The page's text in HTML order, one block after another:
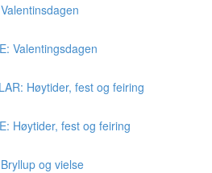
Valentingsdagen
Høytider, fest og feiring
Høytider, fest og feiring
og vielse